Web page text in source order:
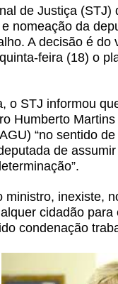
de Justiça
nomeação da
A decisão é
feira (18) o
o STJ informou
Humberto
“no sentido
de
ministro, inexiste,
cidadão
condenação